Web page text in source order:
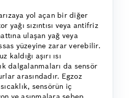
yol açan bir diğer
yağı sızıntısı veya antifriz
ulaşan yağ veya
yüzeyine zarar verebilir.
kaldığı aşırı ısı
dalgalanmaları da sensör
arasındadır. Egzoz
sensörün iç